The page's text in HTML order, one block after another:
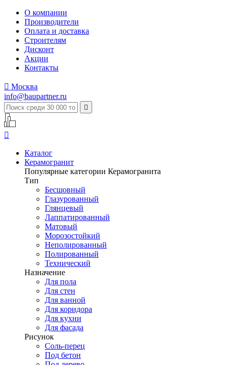
О компании
Производители
Оплата и доставка
Строителям
Дисконт
Акции
Контакты
 Москва
info@baupartner.ru


Каталог
Керамогранит
Популярные категории Керамогранита
Тип
Бесшовный
Глазурованный
Глянцевый
Лаппатированный
Матовый
Морозостойкий
Неполированный
Полированный
Технический
Назначение
Для пола
Для стен
Для ванной
Для коридора
Для кухни
Для фасада
Рисунок
Соль-перец
Под бетон